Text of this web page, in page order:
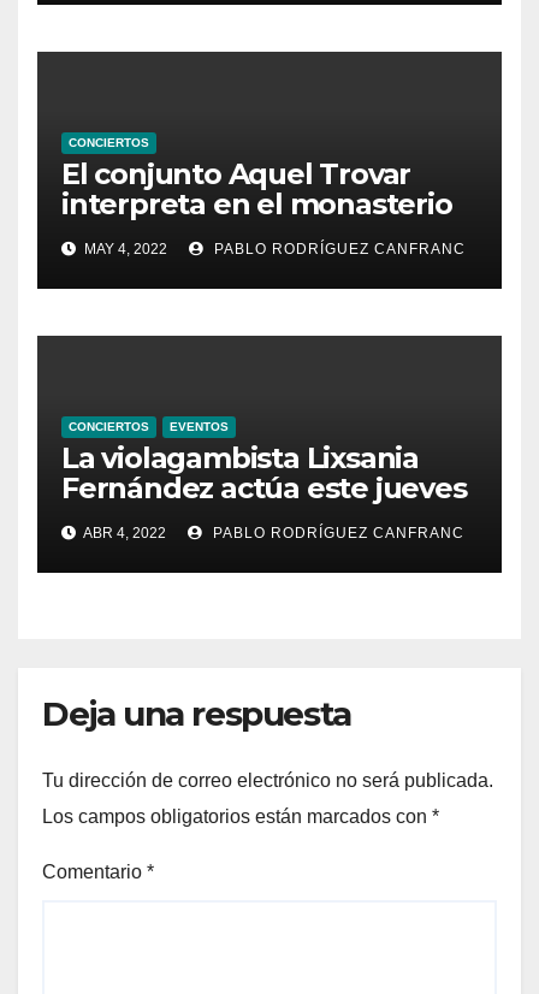
CONCIERTOS
El conjunto Aquel Trovar
interpreta en el monasterio
de Santa María de la
Valldigna las cantigas de
Alfonso X el Sabio
MAY 4, 2022 PABLO RODRÍGUEZ CANFRANC
CONCIERTOS EVENTOS
La violagambista Lixsania
Fernández actúa este jueves
en el ciclo de música en
directo de Fundación Cañada
Blanch
ABR 4, 2022 PABLO RODRÍGUEZ CANFRANC
Deja una respuesta
Tu dirección de correo electrónico no será publicada.
Los campos obligatorios están marcados con *
Comentario *